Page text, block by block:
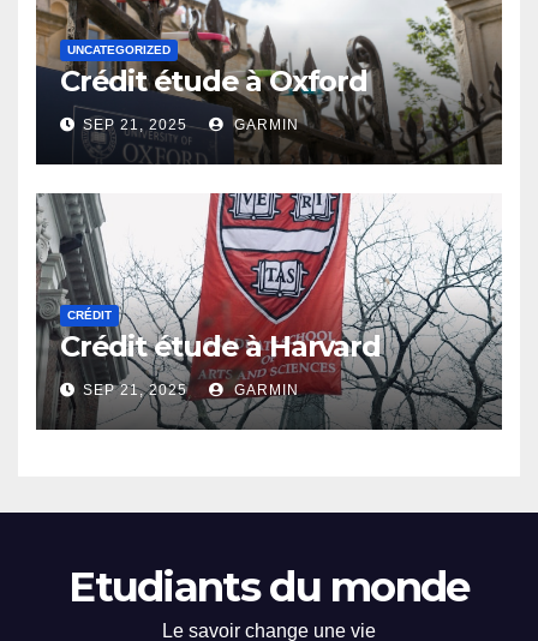
UNCATEGORIZED
Crédit étude à Oxford
SEP 21, 2025 GARMIN
CRÉDIT
Crédit étude à Harvard
SEP 21, 2025 GARMIN
Etudiants du monde
Le savoir change une vie